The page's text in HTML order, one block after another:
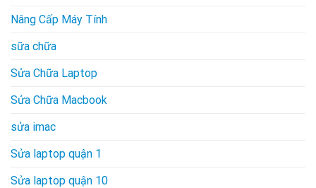
Nâng Cấp Máy Tính
sữa chữa
Sửa Chữa Laptop
Sửa Chữa Macbook
sửa imac
Sửa laptop quận 1
Sửa laptop quận 10